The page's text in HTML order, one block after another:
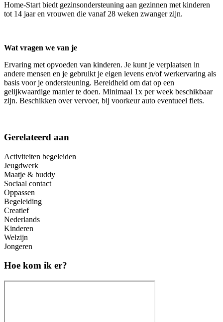
Home-Start biedt gezinsondersteuning aan gezinnen met kinderen
tot 14 jaar en vrouwen die vanaf 28 weken zwanger zijn.
Wat vragen we van je
Ervaring met opvoeden van kinderen. Je kunt je verplaatsen in
andere mensen en je gebruikt je eigen levens en/of werkervaring als
basis voor je ondersteuning. Bereidheid om dat op een
gelijkwaardige manier te doen. Minimaal 1x per week beschikbaar
zijn. Beschikken over vervoer, bij voorkeur auto eventueel fiets.
Gerelateerd aan
Activiteiten begeleiden
Jeugdwerk
Maatje & buddy
Sociaal contact
Oppassen
Begeleiding
Creatief
Nederlands
Kinderen
Welzijn
Jongeren
Hoe kom ik er?